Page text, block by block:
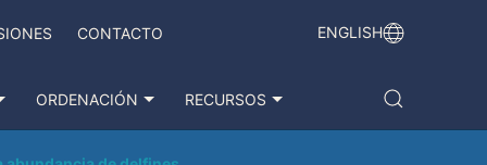
CONTACTO ENGLISH
ORDENACIÓN RECURSOS